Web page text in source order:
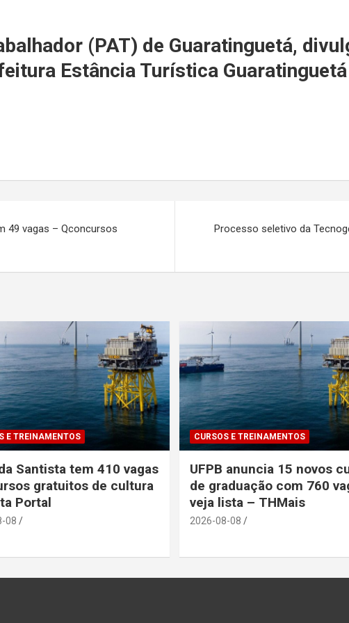
(PAT) de Guaratinguetá,
Estância Turística
49 vagas – Qconcursos
Processo seletivo da
E TREINAMENTOS
Santista tem 410 vagas
gratuitos de cultura
Portal
08
CURSOS E TREINAMENTOS
UFPB anuncia 15 novos
de graduação com 760
veja lista – THMais
2026-08-08